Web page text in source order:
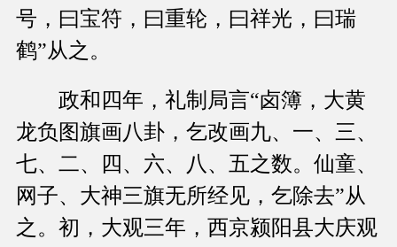
号，曰宝符，曰重轮，曰祥光，曰瑞
鹤”从之。
政和四年，礼制局言“卤簿，大黄
龙负图旗画八卦，乞改画九、一、三、
七、二、四、六、八、五之数。仙童、
网子、大神三旗无所经见，乞除去”从
之。初，大观三年，西京颍阳县大庆观